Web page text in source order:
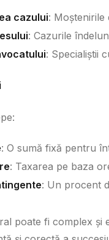
cazului: Moștenirile
: Cazurile
: Specialiștii
: O sumă fixă pentru
: Taxarea pe baza
: Un procent
poate fi complex și